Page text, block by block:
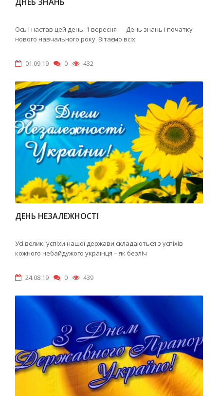
Ось і настав цей день. 1 вересня — День знань і початку
нового навчального року. Вітаємо всіх
01.09.19 0 432
ДЕНЬ НЕЗАЛЕЖНОСТІ
Усі великі успіхи нашої держави складаються з успіхів
кожного небайдужого українця – як безліч
24.08.19 0 439